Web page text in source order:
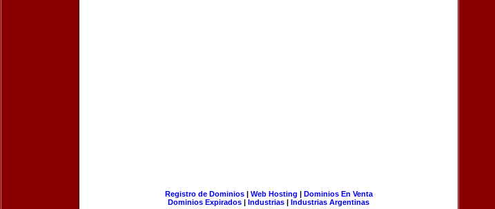
Registro de Dominios| Web Hosting | Dominios En Venta
Dominios Expirados | Industrias | Industrias Argentinas